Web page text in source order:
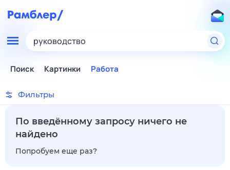
руководство
Поиск Картинки Работа
Фильтры
По введённому запросу ничего не
найдено
Попробуем еще раз?